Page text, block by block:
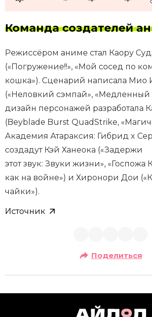
Команда создателей
Режиссёром аниме стал Каору
(«Погружение!!», «Мой сосед по
кошка»). Сценарий написала Мио
(«Неловкий сэмпай», «Медленный
дизайн персонажей разработала
(Beyblade Burst QuadStrike,
Академия Атараксия: Гибрид x
создадут Кэй Ханеока («Задержи
этот звук: Звуки жизни», «Госпожа
как на войне») и Хиронори Дои
чайки»).
Источник
Поделиться